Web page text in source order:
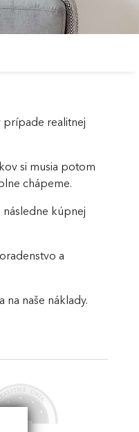
prípade realitnej
si musia potom
chápeme.
kúpnej
a
naše náklady.